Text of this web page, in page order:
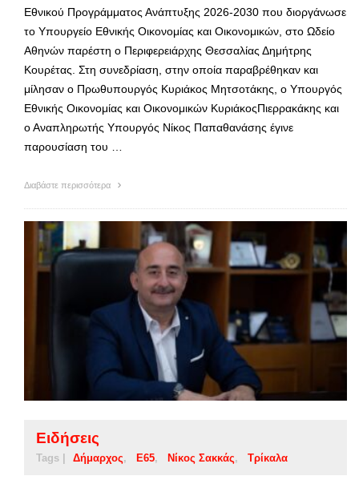
Εθνικού Προγράμματος Ανάπτυξης 2026-2030 που διοργάνωσε
το Υπουργείο Εθνικής Οικονομίας και Οικονομικών, στο Ωδείο
Αθηνών παρέστη ο Περιφερειάρχης Θεσσαλίας Δημήτρης
Κουρέτας. Στη συνεδρίαση, στην οποία παραβρέθηκαν και
μίλησαν ο Πρωθυπουργός Κυριάκος Μητσοτάκης, ο Υπουργός
Εθνικής Οικονομίας και Οικονομικών ΚυριάκοςΠιερρακάκης και
ο Αναπληρωτής Υπουργός Νίκος Παπαθανάσης έγινε
παρουσίαση του …
Διαβάστε περισσότερα
Ειδήσεις
Tags | Δήμαρχος Ε65 Νίκος Σακκάς Τρίκαλα